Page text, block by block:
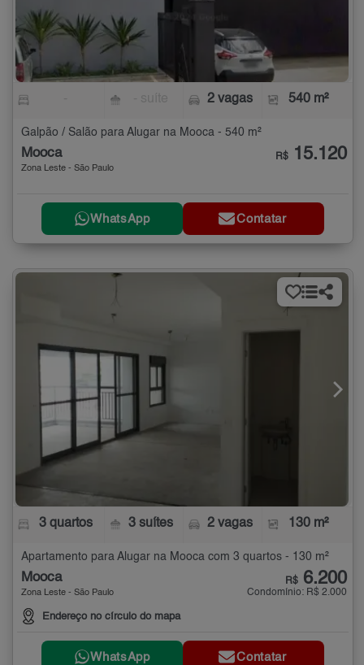
2 vagas 540 m²
Galpão / Salão para Alugar na Mooca - 540 m²
Mooca
Zona Leste - São Paulo
R$ 15.120
WhatsApp Contatar
3 quartos 3 suítes 2 vagas 130 m²
Apartamento para Alugar na Mooca com 3 quartos - 130 m²
Mooca
Zona Leste - São Paulo
Endereço no círculo do mapa
R$ 6.200
Condomínio: R$ 2.000
WhatsApp Contatar